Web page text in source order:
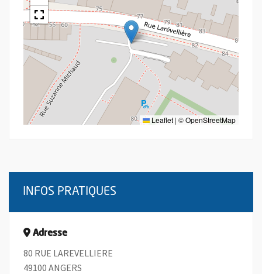
Leaflet | ©OpenStreetMap
INFOS PRATIQUES
Adresse
80 RUE LAREVELLIERE
49100 ANGERS